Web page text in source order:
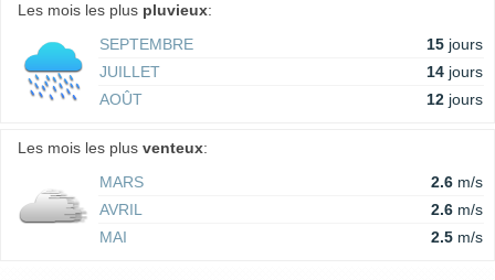
Les mois les plus pluvieux:
SEPTEMBRE
15 jours
JUILLET
14 jours
AOÛT
12 jours
Les mois les plus venteux:
MARS
2.6 m/s
AVRIL
2.6 m/s
MAI
2.5 m/s